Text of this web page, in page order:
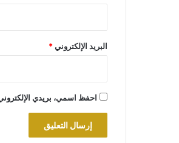
البريد الإلكتروني*
احفظ اسمي، بريدي